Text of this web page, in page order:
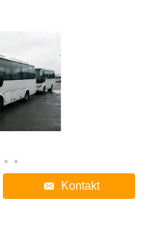
Kontakt